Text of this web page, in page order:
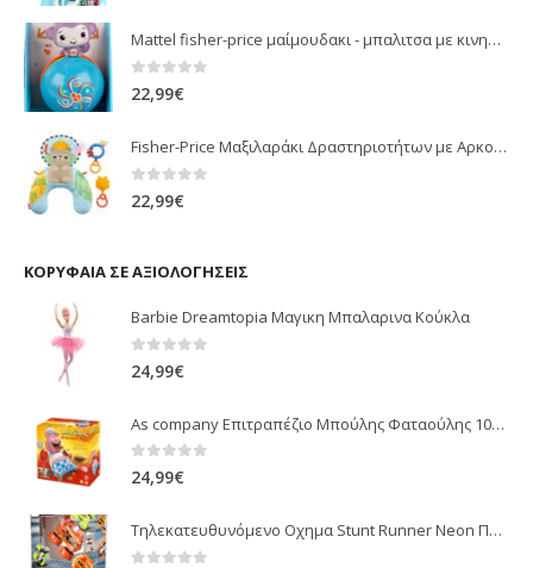
Mattel fisher-price μαίμουδακι - μπαλιτσα με κινηση JLB95
22,99€
Fisher-Price Μαξιλαράκι Δραστηριοτήτων με Αρκουδάκι (JHB44)
22,99€
ΚΟΡΥΦΑΊΑ ΣΕ ΑΞΙΟΛΟΓΉΣΕΙΣ
Barbie Dreamtopia Μαγικη Μπαλαρινα Κούκλα
24,99€
As company Επιτραπέζιο Mπούλης Φαταούλης 1040-30672
0 out of 5
24,99€
Τηλεκατευθυνόμενο Οχημα Stunt Runner Neon Πορτοκαλί/Smoke [500002A]